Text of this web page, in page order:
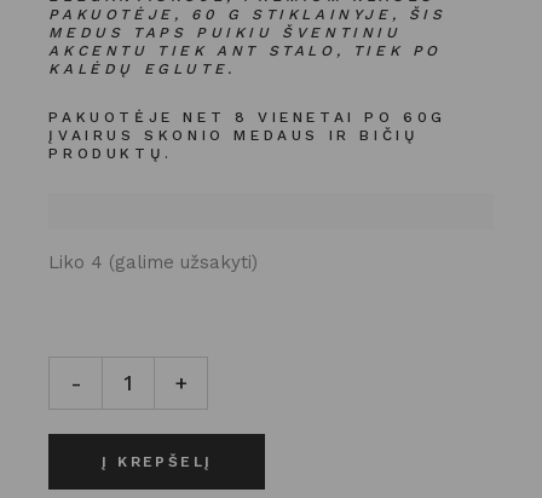
PAKUOTĖJE, 60 G STIKLAINYJE, ŠIS
MEDUS TAPS PUIKIU ŠVENTINIU
AKCENTU TIEK ANT STALO, TIEK PO
KALĖDŲ EGLUTE.
PAKUOTĖJE NET 8 VIENETAI PO 60G
ĮVAIRUS SKONIO MEDAUS IR BIČIŲ
PRODUKTŲ.
Liko 4 (galime užsakyti)
Kalėdinė medaus dovana - Premium klasės pakuotėje
- +
Į KREPŠELĮ